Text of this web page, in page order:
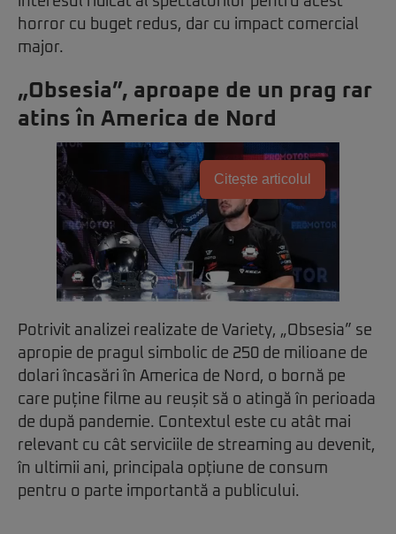
horror cu buget redus, dar cu impact comercial
major.
„Obsesia”, aproape de un prag rar
atins în America de Nord
Citește articolul
Potrivit analizei realizate de Variety, „Obsesia” se
apropie de pragul simbolic de 250 de milioane de
dolari încasări în America de Nord, o bornă pe
care puține filme au reușit să o atingă în perioada
de după pandemie. Contextul este cu atât mai
relevant cu cât serviciile de streaming au devenit,
în ultimii ani, principala opțiune de consum
pentru o parte importantă a publicului.